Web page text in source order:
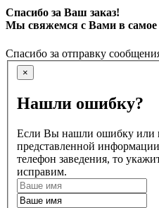
Спасибо за Ваш заказ!
Мы свяжемся с Вами в
Спасибо за отправку
×
Нашли ошибку?
Если Вы нашли ошибку или
представленной
телефон заведения, то
исправим.